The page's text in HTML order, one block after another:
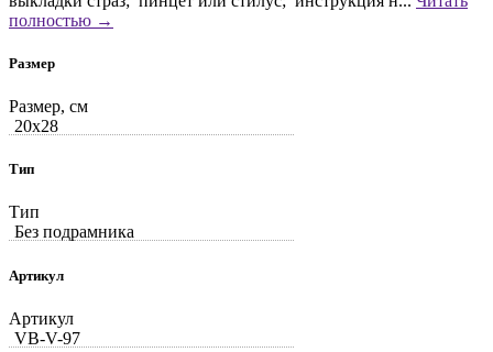
полностью →
Размер
Размер, см
20x28
Тип
Тип
Без подрамника
Артикул
Артикул
VB-V-97